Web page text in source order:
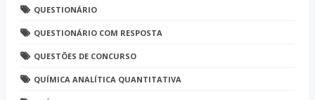
QUESTIONÁRIO
QUESTIONÁRIO COM RESPOSTA
QUESTÕES DE CONCURSO
QUÍMICA ANALÍTICA QUANTITATIVA